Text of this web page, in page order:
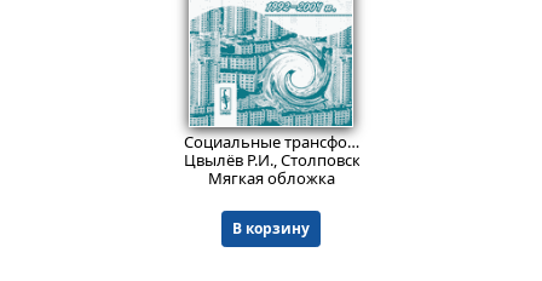
509₽
Социальные трансформации в России. 1992--2004 гг.
Цвылёв Р.И., Столповский Б.Г.
Мягкая обложка
В корзину